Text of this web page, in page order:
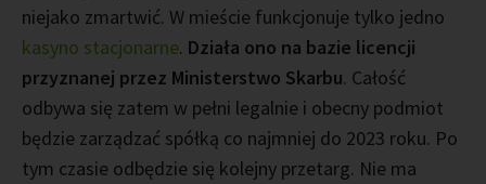
niejako zmartwić. W mieście funkcjonuje tylko jedno
kasyno stacjonarne. Działa ono na bazie licencji
przyznanej przez Ministerstwo Skarbu. Całość
odbywa się zatem w pełni legalnie i obecny podmiot
będzie zarządzać spółką co najmniej do 2023 roku. Po
tym czasie odbędzie się kolejny przetarg. Nie ma